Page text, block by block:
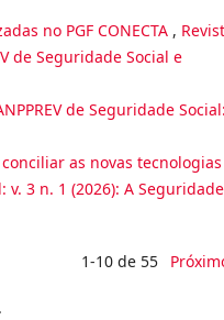
no PGF CONECTA ,
de Seguridade Social e
de Seguridade
as novas tecnologias
v. 3 n. 1 (2026): A Seguridade
1-10 de 55